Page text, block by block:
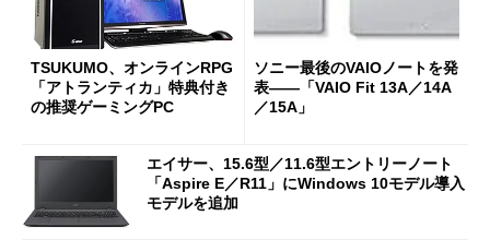
TSUKUMO、オンラインRPG
「アトランティカ」特典付き
の推奨ゲーミングPC
ソニー最後のVAIOノートを発
表――「VAIO Fit 13A／14A
／15A」
エイサー、15.6型／11.6型エントリーノート
「Aspire E／R11」にWindows 10モデル導入
モデルを追加